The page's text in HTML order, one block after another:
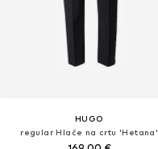
HUGO
regular Hlače na crtu 'Hetana'